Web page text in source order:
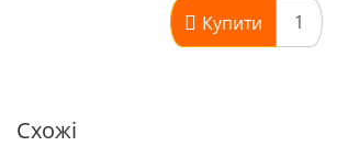
Купити
Схожі